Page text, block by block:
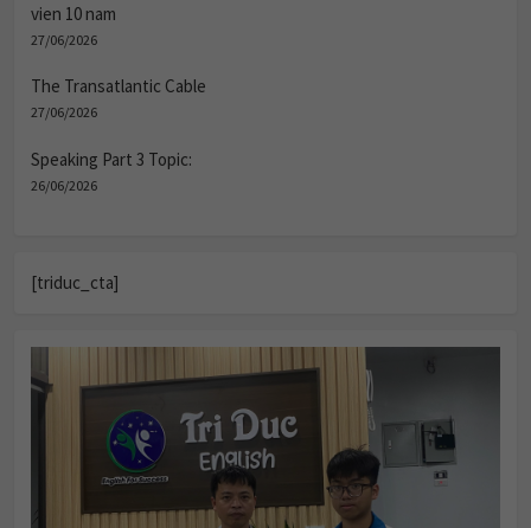
vien 10 nam
27/06/2026
The Transatlantic Cable
27/06/2026
Speaking Part 3 Topic:
26/06/2026
[triduc_cta]